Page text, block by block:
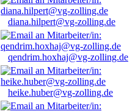
diana.hilpert@vg-zolling.de
qendrim.hoxhaj@vg-zolling.de
heike.huber@vg-zolling.de